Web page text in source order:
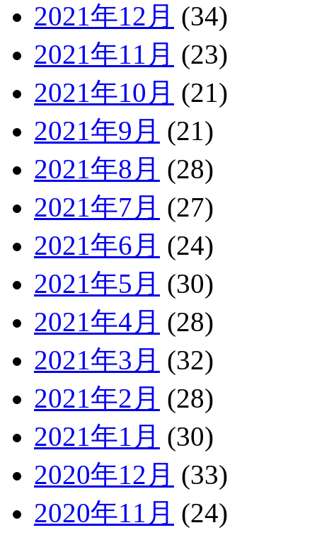
2021年12月 (34)
2021年11月 (23)
2021年10月 (21)
2021年9月 (21)
2021年8月 (28)
2021年7月 (27)
2021年6月 (24)
2021年5月 (30)
2021年4月 (28)
2021年3月 (32)
2021年2月 (28)
2021年1月 (30)
2020年12月 (33)
2020年11月 (24)